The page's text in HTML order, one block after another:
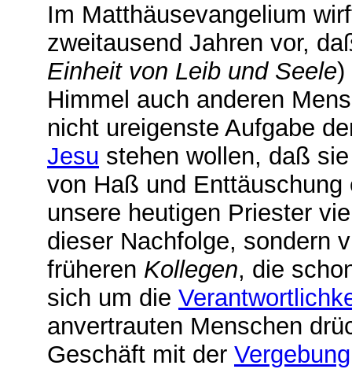
Im Matthäusevangelium
zweitausend Jahren vor,
Einheit von Leib und Seele)
Himmel auch anderen
nicht ureigenste Aufgabe
Jesu stehen wollen, daß
von Haß und
unsere heutigen Priester
dieser Nachfolge, sondern
früheren Kollegen, die
sich um die
anvertrauten Menschen
Geschäft mit der Vergebung